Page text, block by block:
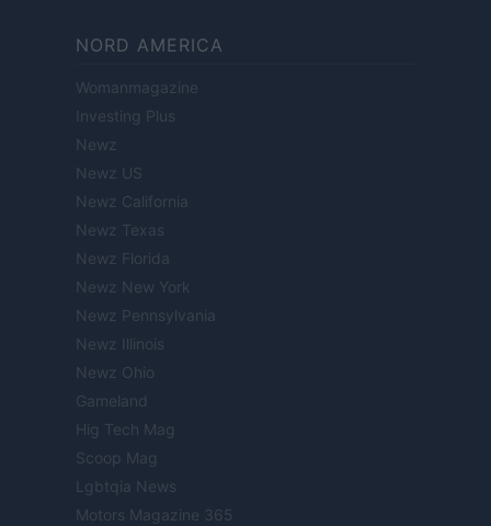
NORD AMERICA
Womanmagazine
Investing Plus
Newz
Newz US
Newz California
Newz Texas
Newz Florida
Newz New York
Newz Pennsylvania
Newz Illinois
Newz Ohio
Gameland
Hig Tech Mag
Scoop Mag
Lgbtqia News
Motors Magazine 365